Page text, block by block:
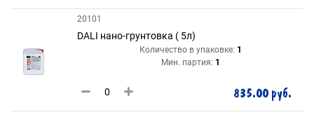
20101
DALI нано-грунтовка ( 5л)
Количество в упаковке: 1
Мин. партия: 1
835.00 руб.